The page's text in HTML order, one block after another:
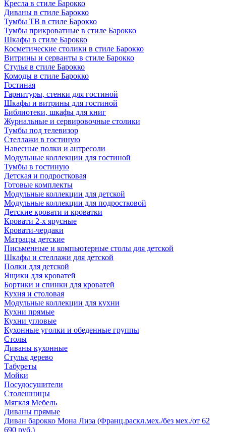
Кресла в стиле Барокко
Диваны в стиле Барокко
Тумбы ТВ в стиле Барокко
Тумбы прикроватные в стиле Барокко
Шкафы в стиле Барокко
Косметические столики в стиле Барокко
Витрины и серванты в стиле Барокко
Стулья в стиле Барокко
Комоды в стиле Барокко
Гостиная
Гарнитуры, стенки для гостиной
Шкафы и витрины для гостиной
Библиотеки, шкафы для книг
Журнальные и сервировочные столики
Тумбы под телевизор
Стеллажи в гостиную
Навесные полки и антресоли
Модульные коллекции для гостиной
Тумбы в гостиную
Детская и подростковая
Готовые комплекты
Модульные коллекции для детской
Модульные коллекции для подростковой
Детские кровати и кроватки
Кровати 2-х ярусные
Кровати-чердаки
Матрацы детские
Письменные и компьютерные столы для детской
Шкафы и стеллажи для детской
Полки для детской
Ящики для кроватей
Бортики и спинки для кроватей
Кухня и столовая
Модульные коллекции для кухни
Кухни прямые
Кухни угловые
Кухонные уголки и обеденные группы
Столы
Диваны кухонные
Стулья дерево
Табуреты
Мойки
Посудосушители
Столешницы
Мягкая Мебель
Диваны прямые
Диван барокко Мона Лиза (Франц.раскл.мех./без мех./от 62
690 руб.)